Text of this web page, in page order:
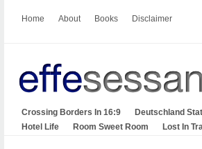
Home About Books Disclaimer
Crossing Borders In 16:9
Deutschland
Hotel Life
Room Sweet Room Lost In